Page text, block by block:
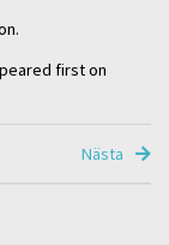
first on
Nästa